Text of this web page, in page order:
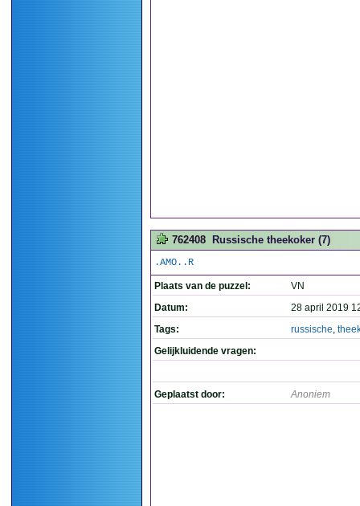
762408 Russische theekoker (7)
.AMO..R
Plaats van de puzzel:
VN
Datum:
28 april 2019
Tags:
russische,
Gelijkluidende vragen:
Geplaatst door: Anoniem